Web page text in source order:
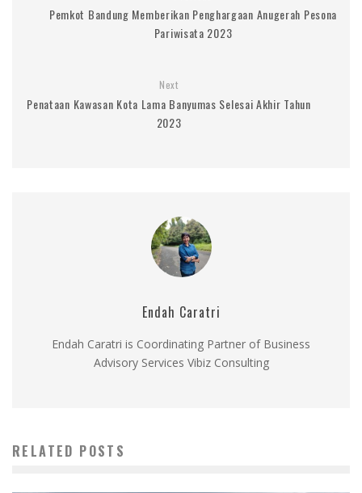
Pemkot Bandung Memberikan Penghargaan Anugerah Pesona
Pariwisata 2023
Next
Penataan Kawasan Kota Lama Banyumas Selesai Akhir Tahun
2023
Endah Caratri
Endah Caratri is Coordinating Partner of Business
Advisory Services Vibiz Consulting
RELATED POSTS